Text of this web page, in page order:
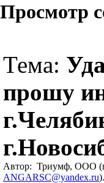
Просмотр
Тема:
прошу
Автор: Триумф, ООО
ANGARSC@yandex.ru